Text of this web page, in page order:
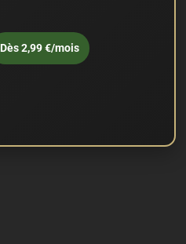
Dès 2,99 €/mois